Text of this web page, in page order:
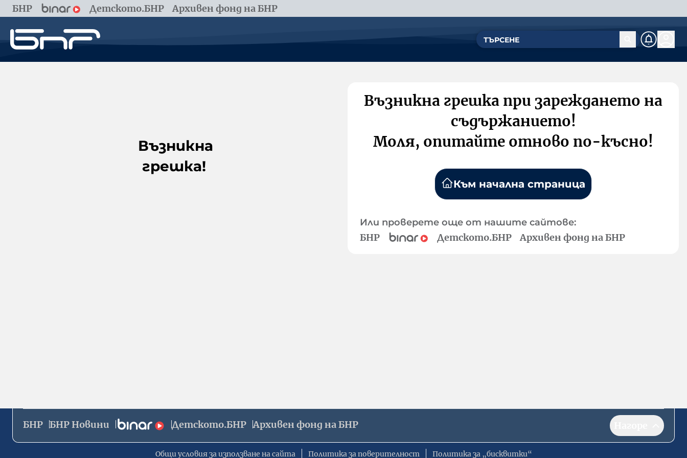
БНР Детското.БНР Архивен фонд на БНР
Възникна
грешка!
Възникна грешка при зареждането на
съдържанието!
Моля, опитайте отново по-късно!
Към начална страница
Или проверете още от нашите сайтове:
БНР Детското.БНР Архивен фонд на БНР
БНР БНР Новини Детското.БНР Архивен фонд на БНР
Общи условия за използване на сайта Политика за поверителност Политика за „бисквитки“